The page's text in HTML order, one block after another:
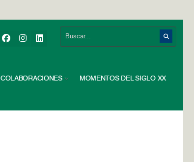
COLABORACIONES MOMENTOS DEL SIGLO XX